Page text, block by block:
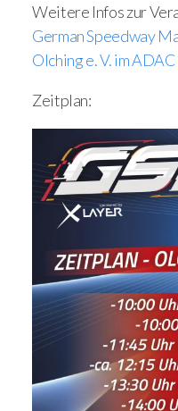
Weitere Infos zur
German Speedway
Olching e. V. im
Zeitplan: